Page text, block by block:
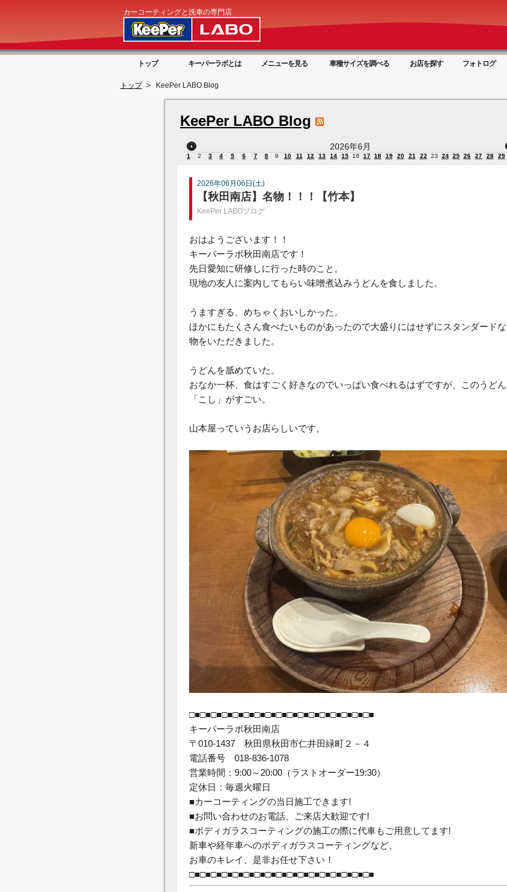
カーコーティングと洗車の専門店
トップ キーパーラボとは メニューを見る 車種サイズを調べる お店を探す フォトログ
トップ KeePer LABO Blog
KeePer LABO Blog
2026年6月
1 2 3 4 5 6 7 8 9 10 11 12 13 14 15 16 17 18 19 20 21 22 23 24 25 26 27 28 29
2026年06月06日(土)
【秋田南店】名物！！！【竹本】
KeePer LABOブログ
おはようございます！！
キーパーラボ秋田南店です！
先日愛知に研修しに行った時のこと。
現地の友人に案内してもらい味噌煮込みうどんを食しました。
うますぎる、めちゃくおいしかった。
ほかにもたくさん食べたいものがあったので大盛りにはせずにスタンダードな
物をいただきました。
うどんを舐めていた。
おなか一杯、食はすごく好きなのでいっぱい食べれるはずですが、このうどん
「こし」がすごい。
山本屋っていうお店らしいです。
□■□■□■□■□■□■□■□■□■□■□■□■□■□■□■□■□■
キーパーラボ秋田南店
〒010-1437 秋田県秋田市仁井田緑町２－４
電話番号 018-836-1078
営業時間：9:00～20:00（ラストオーダー19:30）
定休日：毎週火曜日
■カーコーティングの当日施工できます!
■お問い合わせのお電話、ご来店大歓迎です!
■ボディガラスコーティングの施工の際に代車もご用意してます!
新車や経年車へのボディガラスコーティングなど、
お車のキレイ、是非お任せ下さい！
□■□■□■□■□■□■□■□■□■□■□■□■□■□■□■□■□■